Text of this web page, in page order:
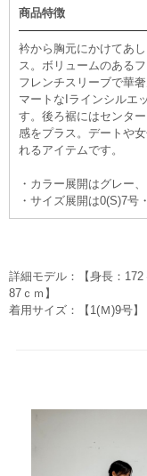
商品特徴
衿から胸元にかけてあ
ス。ボリュームのある
フレンチスリーブで華
マートなIラインシルエ
す。後ろ裾にはセンタ
感をプラス。デートや
れるアイテムです。
・カラー展開はグレー
・サイズ展開は0(S)7号
詳細モデル：【身長：
87ｃｍ】
着用サイズ：【1(Ｍ)9号】